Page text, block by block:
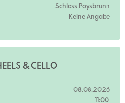
Schloss Poysbrunn
Keine Angabe
& CELLO
08.08.2026
11:00